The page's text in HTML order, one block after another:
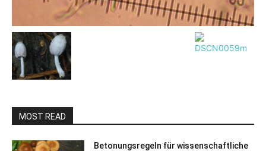
MOST READ
Betonungsregeln für wissenschaftliche